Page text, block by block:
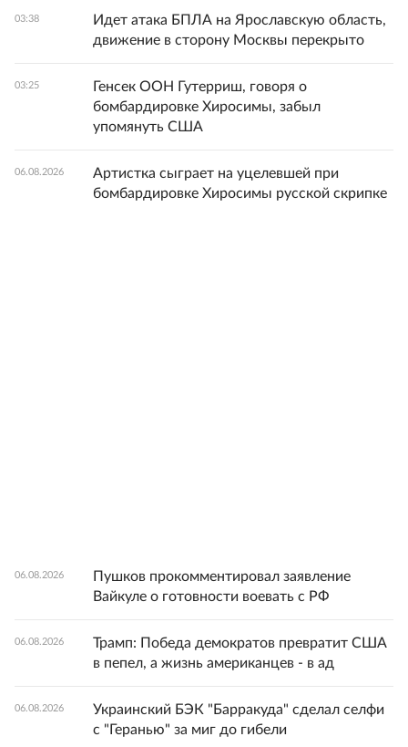
03:38
Идет атака БПЛА на Ярославскую область,
движение в сторону Москвы перекрыто
03:25
Генсек ООН Гутерриш, говоря о
бомбардировке Хиросимы, забыл
упомянуть США
06.08.2026
Артистка сыграет на уцелевшей при
бомбардировке Хиросимы русской скрипке
06.08.2026
Пушков прокомментировал заявление
Вайкуле о готовности воевать с РФ
06.08.2026
Трамп: Победа демократов превратит США
в пепел, а жизнь американцев - в ад
06.08.2026
Украинский БЭК "Барракуда" сделал селфи
с "Геранью" за миг до гибели